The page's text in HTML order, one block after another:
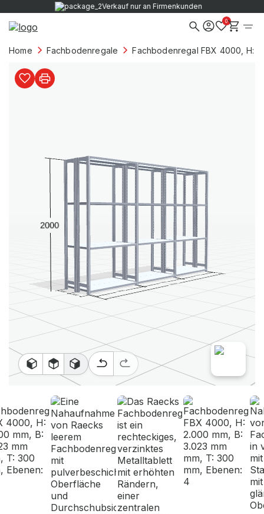
Verkauf nur an Firmenkunden
0
Home Fachbodenregale Fachbodenregal FBX 4000, H: